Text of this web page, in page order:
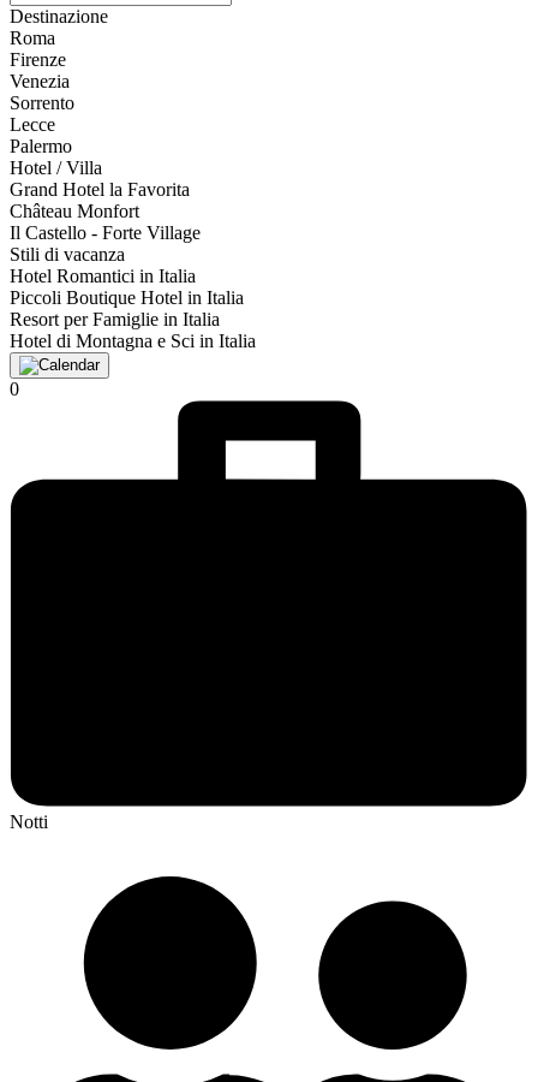
Destinazione
Roma
Firenze
Venezia
Sorrento
Lecce
Palermo
Hotel / Villa
Grand Hotel la Favorita
Château Monfort
Il Castello - Forte Village
Stili di vacanza
Hotel Romantici in Italia
Piccoli Boutique Hotel in Italia
Resort per Famiglie in Italia
Hotel di Montagna e Sci in Italia
0
Notti